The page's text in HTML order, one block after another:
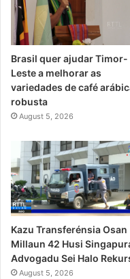
Brasil quer ajudar Timor-
Leste a melhorar as
variedades de café
robusta
August 5, 2026
Kazu Transferénsia Osan
Millaun 42 Husi
Advogadu Sei Halo
August 5, 2026